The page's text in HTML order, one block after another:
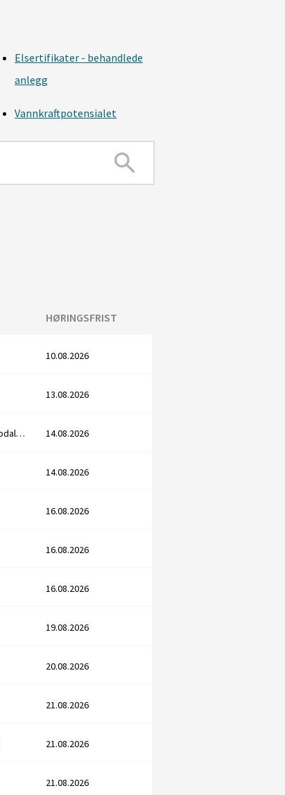
Elsertifikater - behandlede
anlegg
Vannkraftpotensialet
HØRINGSFRIST
10.08.2026
13.08.2026
Voss, Vaksdal, Modalen, Vik 14.08.2026
14.08.2026
16.08.2026
16.08.2026
16.08.2026
19.08.2026
20.08.2026
21.08.2026
21.08.2026
21.08.2026